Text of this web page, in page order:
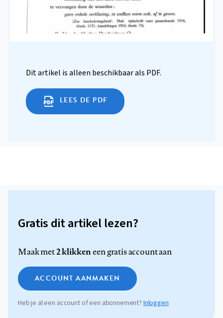
Dit artikel is alleen beschikbaar als PDF.
LEES DE PDF
Gratis dit artikel lezen?
Maak met2 klikkeneen gratis account aan
ACCOUNT AANMAKEN
Heb je al een account of een abonnement? Inloggen